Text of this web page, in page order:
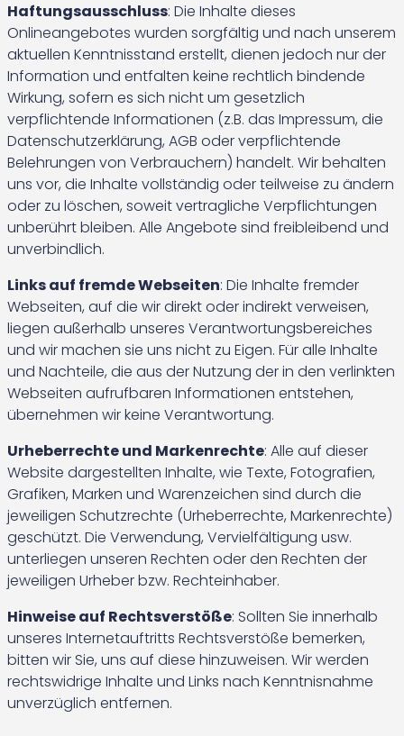
Haftungsausschluss: Die Inhalte dieses
Onlineangebotes wurden sorgfältig und nach unserem
aktuellen Kenntnisstand erstellt, dienen jedoch nur der
Information und entfalten keine rechtlich bindende
Wirkung, sofern es sich nicht um gesetzlich
verpflichtende Informationen (z.B. das Impressum, die
Datenschutzerklärung, AGB oder verpflichtende
Belehrungen von Verbrauchern) handelt. Wir behalten
uns vor, die Inhalte vollständig oder teilweise zu ändern
oder zu löschen, soweit vertragliche Verpflichtungen
unberührt bleiben. Alle Angebote sind freibleibend und
unverbindlich.
Links auf fremde Webseiten: Die Inhalte fremder
Webseiten, auf die wir direkt oder indirekt verweisen,
liegen außerhalb unseres Verantwortungsbereiches
und wir machen sie uns nicht zu Eigen. Für alle Inhalte
und Nachteile, die aus der Nutzung der in den verlinkten
Webseiten aufrufbaren Informationen entstehen,
übernehmen wir keine Verantwortung.
Urheberrechte und Markenrechte: Alle auf dieser
Website dargestellten Inhalte, wie Texte, Fotografien,
Grafiken, Marken und Warenzeichen sind durch die
jeweiligen Schutzrechte (Urheberrechte, Markenrechte)
geschützt. Die Verwendung, Vervielfältigung usw.
unterliegen unseren Rechten oder den Rechten der
jeweiligen Urheber bzw. Rechteinhaber.
Hinweise auf Rechtsverstöße: Sollten Sie innerhalb
unseres Internetauftritts Rechtsverstöße bemerken,
bitten wir Sie, uns auf diese hinzuweisen. Wir werden
rechtswidrige Inhalte und Links nach Kenntnisnahme
unverzüglich entfernen.